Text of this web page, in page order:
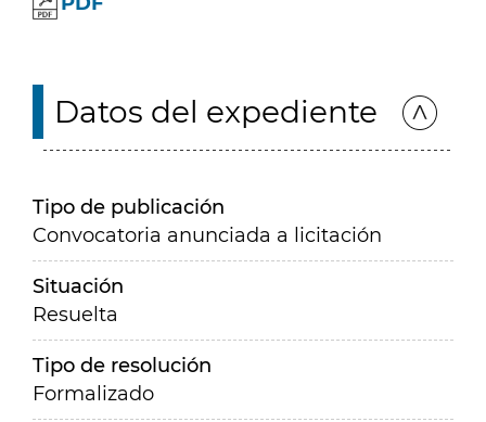
Datos del expediente
Tipo de publicación
Convocatoria anunciada a licitación
Situación
Resuelta
Tipo de resolución
Formalizado